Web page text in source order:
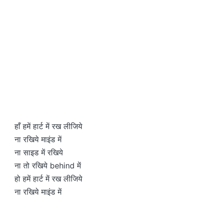
हाँ हमें हार्ट में रख लीजिये
ना रखिये माइंड में
ना साइड में रखिये
ना तो रखिये behind में
हो हमें हार्ट में रख लीजिये
ना रखिये माइंड में